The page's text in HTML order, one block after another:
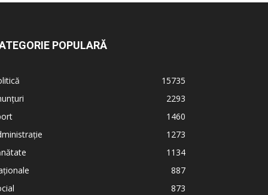
POPULARĂ
15735
2293
1460
1273
1134
887
873